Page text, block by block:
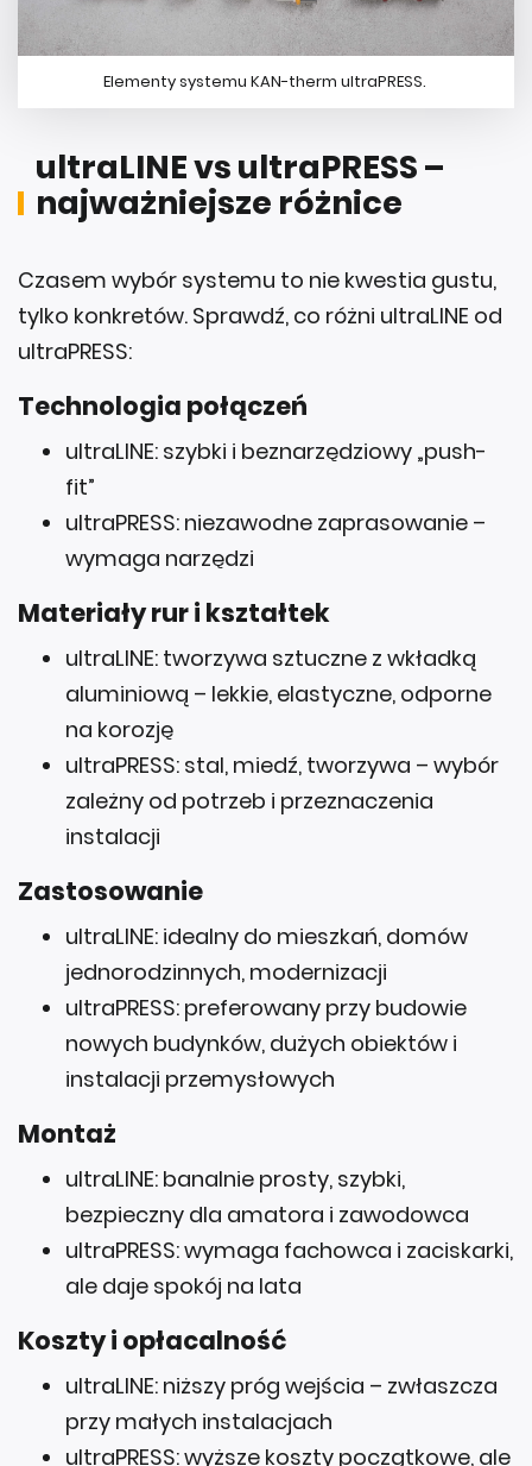
Elementy systemu KAN-therm ultraPRESS.
najważniejsze różnice
tylko konkretów. Sprawdź, co różni ultraLINE od
ultraPRESS:
Technologia połączeń
ultraLINE: szybki i beznarzędziowy „push-
fit”
ultraPRESS: niezawodne zaprasowanie –
wymaga narzędzi
Materiały rur i kształtek
ultraLINE: tworzywa sztuczne z wkładką
aluminiową – lekkie, elastyczne, odporne
na korozję
ultraPRESS: stal, miedź, tworzywa – wybór
zależny od potrzeb i przeznaczenia
instalacji
Zastosowanie
ultraLINE: idealny do mieszkań, domów
jednorodzinnych, modernizacji
ultraPRESS: preferowany przy budowie
nowych budynków, dużych obiektów i
instalacji przemysłowych
Montaż
ultraLINE: banalnie prosty, szybki,
bezpieczny dla amatora i zawodowca
ultraPRESS: wymaga fachowca i zaciskarki,
ale daje spokój na lata
Koszty i opłacalność
ultraLINE: niższy próg wejścia – zwłaszcza
przy małych instalacjach
ultraPRESS: wyższe koszty początkowe, ale
niska awaryjność to długoterminowa